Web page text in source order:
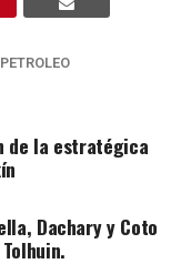
de la estratégica
Dachary y Coto